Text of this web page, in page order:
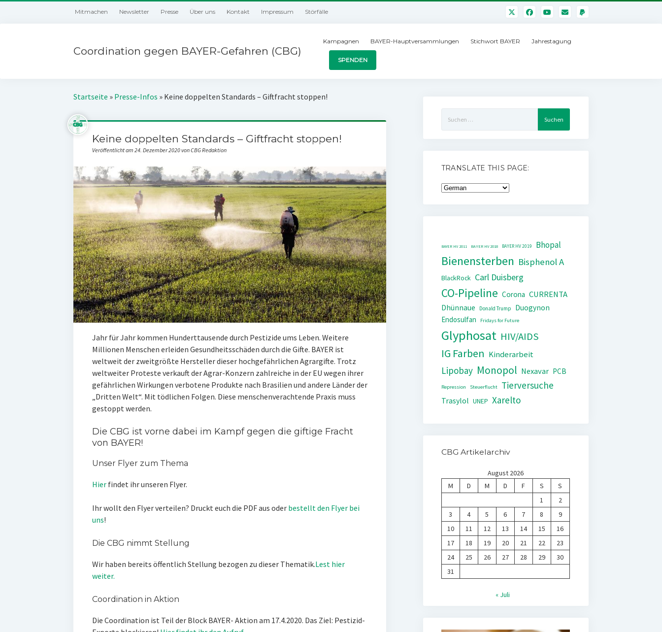
Mitmachen Newsletter Presse Über uns Kontakt Impressum Störfälle
Coordination gegen BAYER-Gefahren (CBG)
Kampagnen BAYER-Hauptversammlungen Stichwort BAYER Jahrestagung
SPENDEN
Startseite » Presse-Infos » Keine doppelten Standards – Giftfracht stoppen!
Keine doppelten Standards – Giftfracht stoppen!
Veröffentlicht am 24. Dezember 2020 von CBG Redaktion
Jahr für Jahr kommen Hunderttausende durch Pestizide ums Leben. Weitere
Millionen Menschen erleiden Gesundheitsschäden durch die Gifte. BAYER ist
weltweit der zweitgrößte Hersteller dieser hochgefährlichen Agrargifte. Trotz
weltweiter Proteste verkauft der Agrar-Konzern zahlreiche in der EU wegen ihrer
gefährlichen Wirkungen verbotene Produkte nach Brasilien und andere Länder der
„Dritten Welt“. Mit tödlichen Folgen. Diese menschenverachtende Praxis muss
gestoppt werden.
Die CBG ist vorne dabei im Kampf gegen die giftige Fracht
von BAYER!
Unser Flyer zum Thema
Hierfindet ihr unseren Flyer.
Ihr wollt den Flyer verteilen? Druckt euch die PDF aus oder bestellt den Flyer bei
uns!
Die CBG nimmt Stellung
Wir haben bereits öffentlich Stellung bezogen zu dieser Thematik.Lest hier
weiter.
Coordination in Aktion
Die Coordination ist Teil der Block BAYER- Aktion am 17.4.2020. Das Ziel: Pestizid-
nach:
TRANSLATE THIS PAGE:
BAYER HV 2011 BAYER HV 2018 BAYER HV 2019 Bhopal
Bienensterben Bisphenol A
BlackRock Carl Duisberg
CO-Pipeline Corona CURRENTA
Dhünnaue Donald Trump
Duogynon
Endosulfan
Fridays for Future
Glyphosat HIV/AIDS
IG Farben Kinderarbeit
Lipobay Monopol Nexavar PCB
Repression Steuerflucht Tierversuche
Trasylol UNEP Xarelto
CBG Artikelarchiv
August 2026
M
D M D F S
S
1
2
3
4 5 6 7 8
9
10
11 12 13 14 15
16
17
18 19 20 21 22
23
24
25 26 27 28 29
30
31
« Juli